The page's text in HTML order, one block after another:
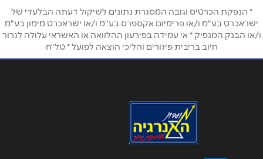
טלפון*
אימייל *
אנא חזרו אלי בקשר ל...
* הנפקת הכרטיס וגובה המסגרת נתונים לשיקול דעתה הבלעדי של
ישראכרט בע"מ ו/או פרימיום אקספרס בע"מ ו/או ישראכרט מימון בע"מ
ו/או הבנק המנפיק * אי עמידה בפירעון ההלוואה או האשראי עלולה לגרור
חיוב בריבית פיגורים והליכי הוצאה לפועל * טל"ח